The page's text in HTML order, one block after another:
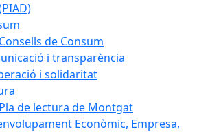
Consells de Consum
i transparència
i solidaritat
Pla de lectura de Montgat
Econòmic, Empresa,